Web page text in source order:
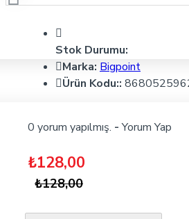
Stok Durumu:
Marka: Bigpoint
Ürün Kodu::
0 yorum yapılmış. - Yorum Yap
₺128,00
₺128,00